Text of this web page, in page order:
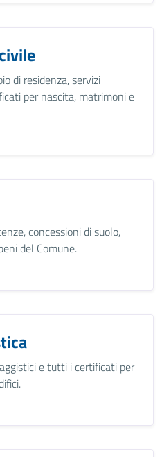
di residenza, servizi
per nascita, matrimoni e
concessioni di suolo,
del Comune.
e tutti i certificati per